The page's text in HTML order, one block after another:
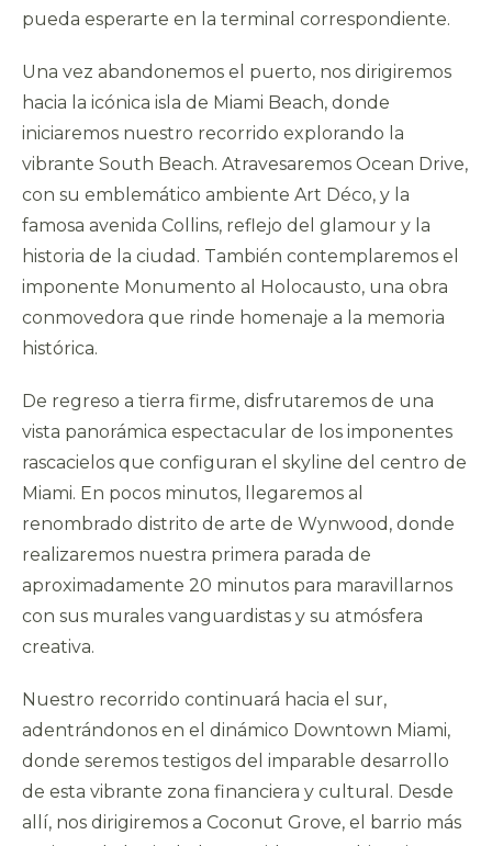
pueda esperarte en la terminal correspondiente.
Una vez abandonemos el puerto, nos dirigiremos
hacia la icónica isla de Miami Beach, donde
iniciaremos nuestro recorrido explorando la
vibrante South Beach. Atravesaremos Ocean Drive,
con su emblemático ambiente Art Déco, y la
famosa avenida Collins, reflejo del glamour y la
historia de la ciudad. También contemplaremos el
imponente Monumento al Holocausto, una obra
conmovedora que rinde homenaje a la memoria
histórica.
De regreso a tierra firme, disfrutaremos de una
vista panorámica espectacular de los imponentes
rascacielos que configuran el skyline del centro de
Miami. En pocos minutos, llegaremos al
renombrado distrito de arte de Wynwood, donde
realizaremos nuestra primera parada de
aproximadamente 20 minutos para maravillarnos
con sus murales vanguardistas y su atmósfera
creativa.
Nuestro recorrido continuará hacia el sur,
adentrándonos en el dinámico Downtown Miami,
donde seremos testigos del imparable desarrollo
de esta vibrante zona financiera y cultural. Desde
allí, nos dirigiremos a Coconut Grove, el barrio más